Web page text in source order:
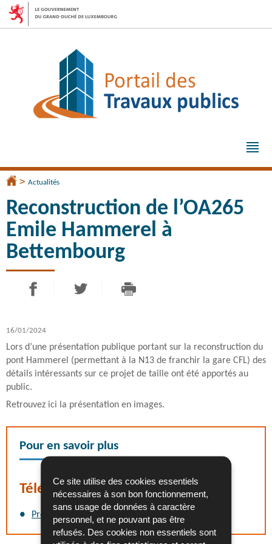
Ce site utilise des cookies essentiels
nécessaires à son bon fonctionnement,
sans usage de données à caractère
personnel, et ne pouvant pas être
refusés. Des cookies non essentiels sont
Aller
Aller
Accueil
> Actualités
Reconstruction de l’OA265
Emile Hammerel à
Bettembourg
PARTAGER SUR FACEBOOK
PARTAGER SUR TWITTER
16/01/2024
Lors d’une présentation publique portant sur la reconstruction du
pont Hammerel (permettant à la N13 de franchir la gare CFL) des
détails intéressants sur ce projet de taille ont été apportés au
public.
Retrouvez ici la présentation en images.
Pour en savoir plus
Téléchargement
Présentation (Pdf - 37,01 Mo)